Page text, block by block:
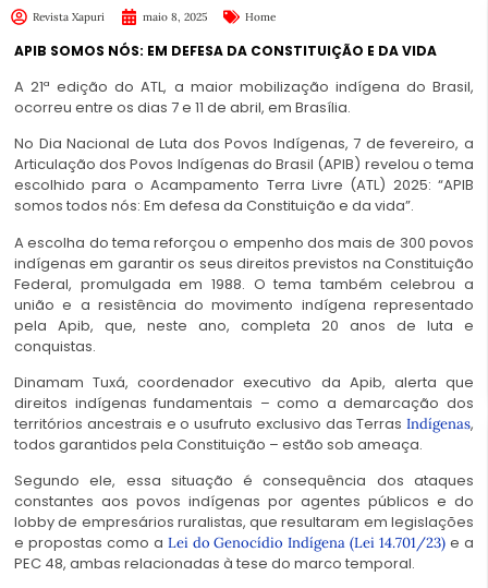
Revista Xapuri maio 8, 2025 Home
APIB SOMOS NÓS: EM DEFESA DA CONSTITUIÇÃO E DA VIDA
A 21ª edição do ATL, a maior mobilização indígena do Brasil,
ocorreu entre os dias 7 e 11 de abril, em Brasília.
No Dia Nacional de Luta dos Povos Indígenas, 7 de fevereiro, a
Articulação dos Povos Indígenas do Brasil (APIB) revelou o tema
escolhido para o Acampamento Terra Livre (ATL) 2025: “APIB
somos todos nós: Em defesa da Constituição e da vida”.
A escolha do tema reforçou o empenho dos mais de 300 povos
indígenas em garantir os seus direitos previstos na Constituição
Federal, promulgada em 1988. O tema também celebrou a
união e a resistência do movimento indígena representado
pela Apib, que, neste ano, completa 20 anos de luta e
conquistas.
Dinamam Tuxá, coordenador executivo da Apib, alerta que
direitos indígenas fundamentais – como a demarcação dos
territórios ancestrais e o usufruto exclusivo das Terras Indígenas,
todos garantidos pela Constituição – estão sob ameaça.
Segundo ele, essa situação é consequência dos ataques
constantes aos povos indígenas por agentes públicos e do
lobby de empresários ruralistas, que resultaram em legislações
e propostas como a Lei do Genocídio Indígena (Lei 14.701/23) e a
PEC 48, ambas relacionadas à tese do marco temporal.